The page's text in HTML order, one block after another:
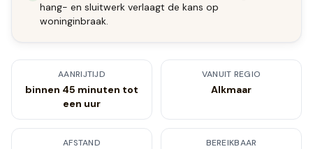
hang- en sluitwerk verlaagt de kans op
woninginbraak.
AANRIJTIJD
binnen 45 minuten tot
een uur
VANUIT REGIO
Alkmaar
AFSTAND BEREIKBAAR